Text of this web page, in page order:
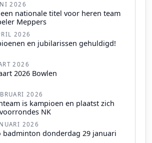
2026
nationale titel voor heren team
Meppers
2026
en jubilarissen gehuldigd!
2026
2026 Bowlen
2026
is kampioen en plaatst zich
NK
2026
badminton donderdag 29 januari